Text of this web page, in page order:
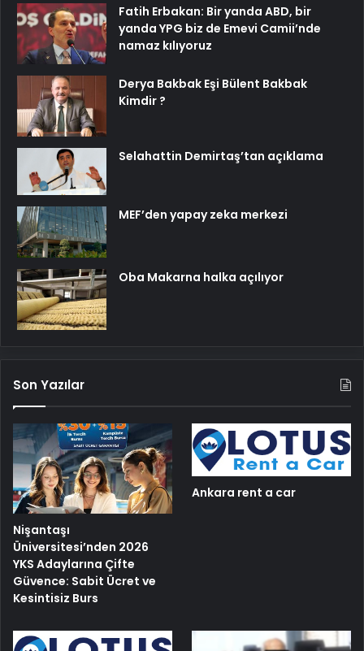
Fatih Erbakan: Bir yanda ABD, bir
yanda YPG biz de Emevi Camii’nde
namaz kılıyoruz
Derya Bakbak Eşi Bülent Bakbak
Kimdir ?
Selahattin Demirtaş’tan açıklama
MEF’den yapay zeka merkezi
Oba Makarna halka açılıyor
Son Yazılar
Nişantaşı
Üniversitesi’nden 2026
YKS Adaylarına Çifte
Güvence: Sabit Ücret ve
Kesintisiz Burs
Ankara rent a car